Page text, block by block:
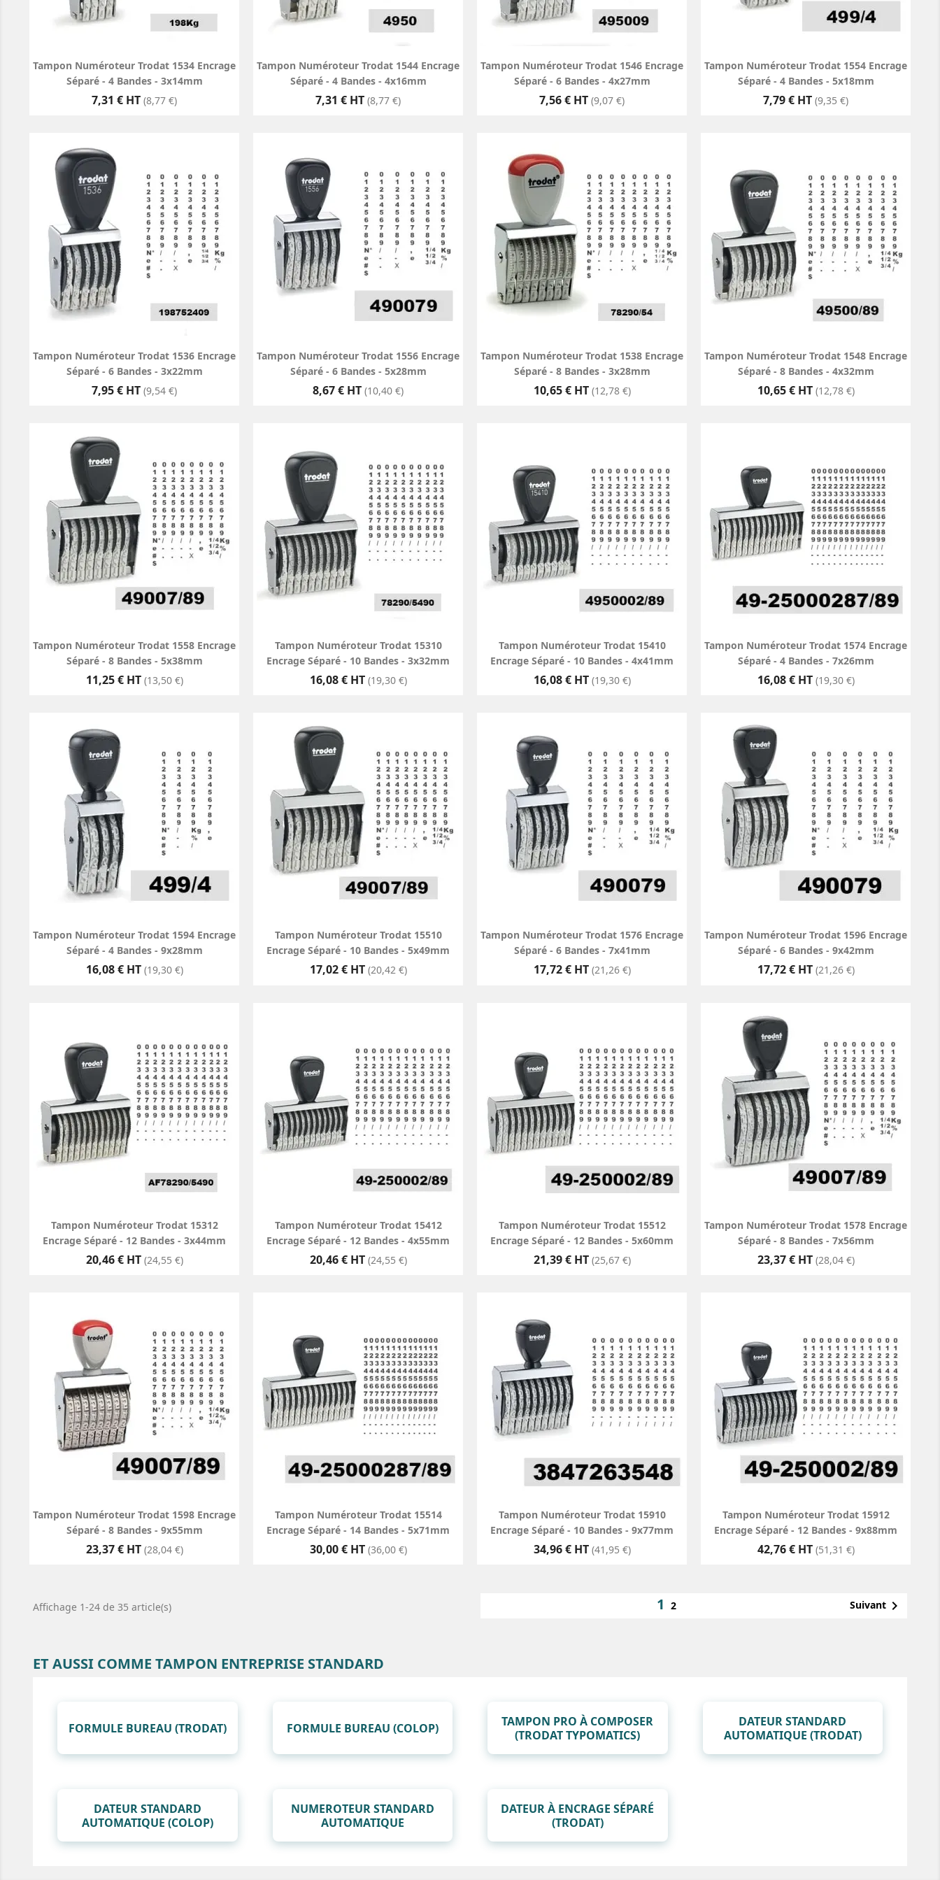
Tampon Numéroteur Trodat 1534 Encrage
Séparé - 4 Bandes - 3x14mm
Prix
7,31 € HT (8,77 €)
Tampon Numéroteur Trodat 1544 Encrage
Séparé - 4 Bandes - 4x16mm
Prix
7,31 € HT (8,77 €)
Tampon Numéroteur Trodat 1546 Encrage
Séparé - 6 Bandes - 4x27mm
Prix
7,56 € HT (9,07 €)
Tampon Numéroteur Trodat 1554 Encrage
Séparé - 4 Bandes - 5x18mm
Prix
7,79 € HT (9,35 €)
Tampon Numéroteur Trodat 1536 Encrage
Séparé - 6 Bandes - 3x22mm
Prix
7,95 € HT (9,54 €)
Tampon Numéroteur Trodat 1556 Encrage
Séparé - 6 Bandes - 5x28mm
Prix
8,67 € HT (10,40 €)
Tampon Numéroteur Trodat 1538 Encrage
Séparé - 8 Bandes - 3x28mm
Prix
10,65 € HT (12,78 €)
Tampon Numéroteur Trodat 1548 Encrage
Séparé - 8 Bandes - 4x32mm
Prix
10,65 € HT (12,78 €)
Tampon Numéroteur Trodat 1558 Encrage
Séparé - 8 Bandes - 5x38mm
Prix
11,25 € HT (13,50 €)
Tampon Numéroteur Trodat 15310
Encrage Séparé - 10 Bandes - 3x32mm
Prix
16,08 € HT (19,30 €)
Tampon Numéroteur Trodat 15410
Encrage Séparé - 10 Bandes - 4x41mm
Prix
16,08 € HT (19,30 €)
Tampon Numéroteur Trodat 1574 Encrage
Séparé - 4 Bandes - 7x26mm
Prix
16,08 € HT (19,30 €)
Tampon Numéroteur Trodat 1594 Encrage
Séparé - 4 Bandes - 9x28mm
Prix
16,08 € HT (19,30 €)
Tampon Numéroteur Trodat 15510
Encrage Séparé - 10 Bandes - 5x49mm
Prix
17,02 € HT (20,42 €)
Tampon Numéroteur Trodat 1576 Encrage
Séparé - 6 Bandes - 7x41mm
Prix
17,72 € HT (21,26 €)
Tampon Numéroteur Trodat 1596 Encrage
Séparé - 6 Bandes - 9x42mm
Prix
17,72 € HT (21,26 €)
Tampon Numéroteur Trodat 15312
Encrage Séparé - 12 Bandes - 3x44mm
Prix
20,46 € HT (24,55 €)
Tampon Numéroteur Trodat 15412
Encrage Séparé - 12 Bandes - 4x55mm
Prix
20,46 € HT (24,55 €)
Tampon Numéroteur Trodat 15512
Encrage Séparé - 12 Bandes - 5x60mm
Prix
21,39 € HT (25,67 €)
Tampon Numéroteur Trodat 1578 Encrage
Séparé - 8 Bandes - 7x56mm
Prix
23,37 € HT (28,04 €)
Tampon Numéroteur Trodat 1598 Encrage
Séparé - 8 Bandes - 9x55mm
Prix
23,37 € HT (28,04 €)
Tampon Numéroteur Trodat 15514
Encrage Séparé - 14 Bandes - 5x71mm
Prix
30,00 € HT (36,00 €)
Tampon Numéroteur Trodat 15910
Encrage Séparé - 10 Bandes - 9x77mm
Prix
34,96 € HT (41,95 €)
Tampon Numéroteur Trodat 15912
Encrage Séparé - 12 Bandes - 9x88mm
Prix
42,76 € HT (51,31 €)
Affichage 1-24 de 35 article(s) 1 2 Suivant
ET AUSSI COMME TAMPON ENTREPRISE STANDARD
FORMULE BUREAU (TRODAT) FORMULE BUREAU (COLOP)
TAMPON PRO À COMPOSER
(TRODAT TYPOMATICS)
DATEUR STANDARD
AUTOMATIQUE (TRODAT)
DATEUR STANDARD
AUTOMATIQUE (COLOP)
NUMEROTEUR STANDARD
AUTOMATIQUE
DATEUR À ENCRAGE SÉPARÉ
(TRODAT)